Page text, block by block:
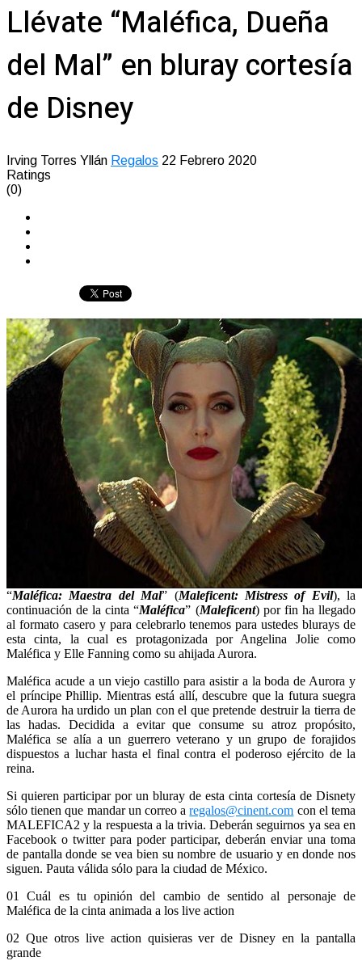
Llévate “Maléfica, Dueña
del Mal” en bluray cortesía
de Disney
Irving Torres Yllán Regalos 22 Febrero 2020
Ratings
(0)
“Maléfica: Maestra del Mal” (Maleficent: Mistress of Evil), la
continuación de la cinta “Maléfica” (Maleficent) por fin ha llegado
al formato casero y para celebrarlo tenemos para ustedes blurays de
esta cinta, la cual es protagonizada por Angelina Jolie como
Maléfica y Elle Fanning como su ahijada Aurora.
Maléfica acude a un viejo castillo para asistir a la boda de Aurora y
el príncipe Phillip. Mientras está allí, descubre que la futura suegra
de Aurora ha urdido un plan con el que pretende destruir la tierra de
las hadas. Decidida a evitar que consume su atroz propósito,
Maléfica se alía a un guerrero veterano y un grupo de forajidos
dispuestos a luchar hasta el final contra el poderoso ejército de la
reina.
Si quieren participar por un bluray de esta cinta cortesía de Disnety
sólo tienen que mandar un correo aregalos@cinent.com con el tema
MALEFICA2 y la respuesta a la trivia. Deberán seguirnos ya sea en
Facebook o twitter para poder participar, deberán enviar una toma
de pantalla donde se vea bien su nombre de usuario y en donde nos
siguen. Pauta válida sólo para la ciudad de México.
01 Cuál es tu opinión del cambio de sentido al personaje de
Maléfica de la cinta animada a los live action
02 Que otros live action quisieras ver de Disney en la pantalla
grande